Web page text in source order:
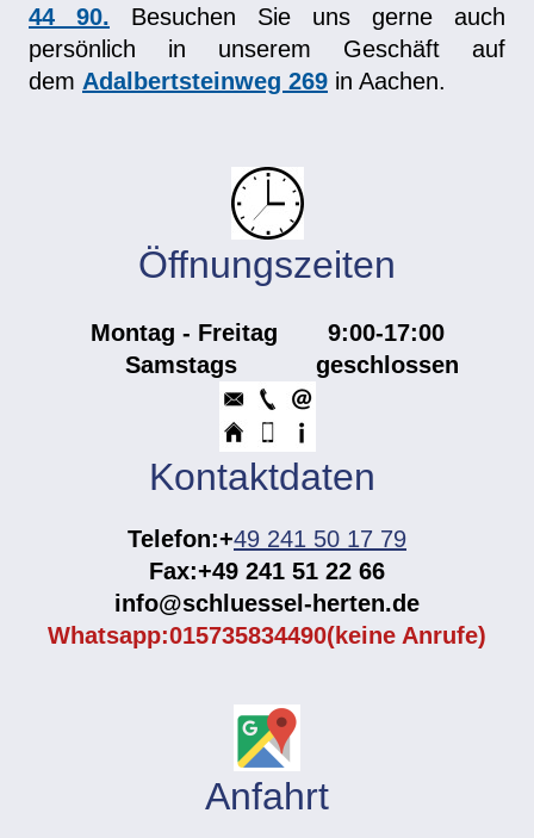
44 90. Besuchen Sie uns gerne auch
persönlich in unserem Geschäft auf
dem Adalbertsteinweg 269 in Aachen.
Öffnungszeiten
Montag - Freitag 9:00-17:00
Samstags geschlossen
Kontaktdaten
Telefon:+49 241 50 17 79
Fax:+49 241 51 22 66
info@schluessel-herten.de
Whatsapp:015735834490(keine Anrufe)
Anfahrt